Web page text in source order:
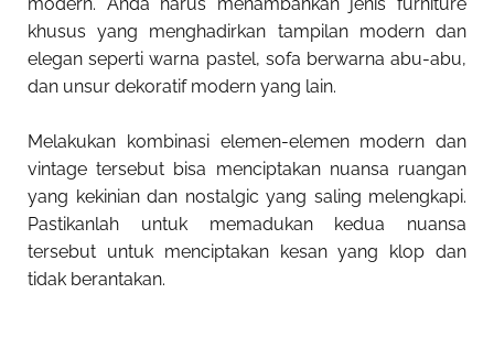
khusus yang menghadirkan tampilan modern dan
elegan seperti warna pastel, sofa berwarna abu-abu,
dan unsur dekoratif modern yang lain.
Melakukan kombinasi elemen-elemen modern dan
vintage tersebut bisa menciptakan nuansa ruangan
yang kekinian dan nostalgic yang saling melengkapi.
Pastikanlah untuk memadukan kedua nuansa
tersebut untuk menciptakan kesan yang klop dan
tidak berantakan.